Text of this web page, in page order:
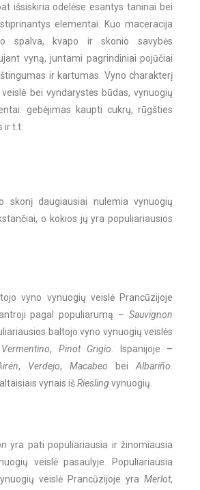
išsiskiria odelėse esantys taninai bei
elementai. Kuo maceracija
spalva, kvapo ir skonio savybės
vyną, juntami pagrindiniai pojūčiai
ir kartumas. Vyno charakterį
bei vyndarystės būdas, vynuogių
gebėjimas kaupti cukrų, rūgšties
ir t.t.
skonį daugiausiai nulemia vynuogių
o kokios jų yra populiariausios
vyno vynuogių veislė Prancūzijoje
pagal populiarumą – Sauvignon
baltojo vyno vynuogių veislės
Vermentino, Pinot Grigio . Ispanijoje –
, Verdejo, Macabeo bei Albariño
vynais išRieslingvynuogių.
yra pati populiariausia ir žinomiausia
veislė pasaulyje. Populiariausia
veislė Prancūzijoje yra Merlot,